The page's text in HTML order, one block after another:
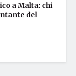
a Malta: chi
del